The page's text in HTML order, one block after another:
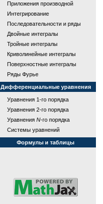
Приложения производной
Интегрирование
Последовательности и ряды
Двойные интегралы
Тройные интегралы
Криволинейные интегралы
Поверхностные интегралы
Ряды Фурье
Дифференциальные уравнения
Уравнения 1-го порядка
Уравнения 2-го порядка
Уравнения N-го порядка
Системы уравнений
Формулы и таблицы